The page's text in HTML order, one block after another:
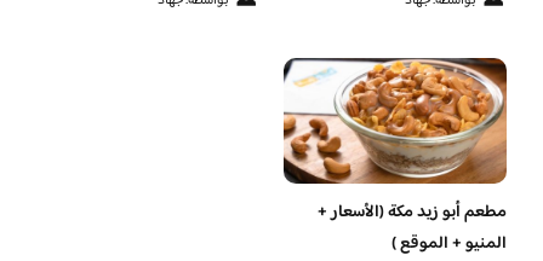
مطعم أبو زيد مكة (الأسعار +
المنيو + الموقع )